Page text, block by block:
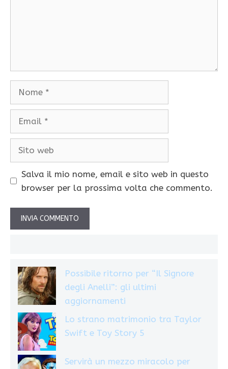
Salva il mio nome, email e sito web in questo
browser per la prossima volta che commento.
Possibile ritorno per “Il Signore
degli Anelli”: gli ultimi
aggiornamenti
Lo strano matrimonio tra Taylor
Swift e Toy Story 5
Servirà un mezzo miracolo per